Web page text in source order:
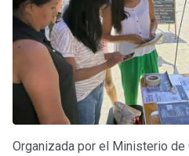
Organizada por el Ministerio de